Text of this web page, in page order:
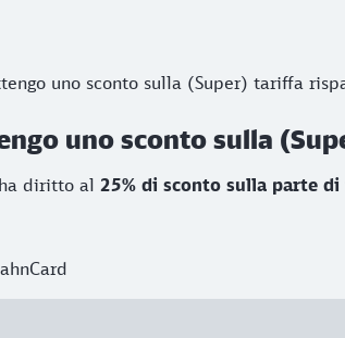
uno sconto sulla (Super) tariffa
uno sconto sulla
diritto al 25% di sconto sulla parte